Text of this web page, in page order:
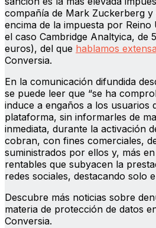
compañía de Mark Zuckerberg
encima de la impuesta por
el caso Cambridge Analtyica, de
euros), del que hablamos
Conversia.
En la comunicación difundida
se puede leer que “se ha
induce a engaños a los usuarios
plataforma, sin informarles de
inmediata, durante la activación
cobran, con fines comerciales,
suministrados por ellos y, más
rentables que subyacen la
redes sociales, destacando solo
Descubre más noticias sobre
materia de protección de datos
Conversia.